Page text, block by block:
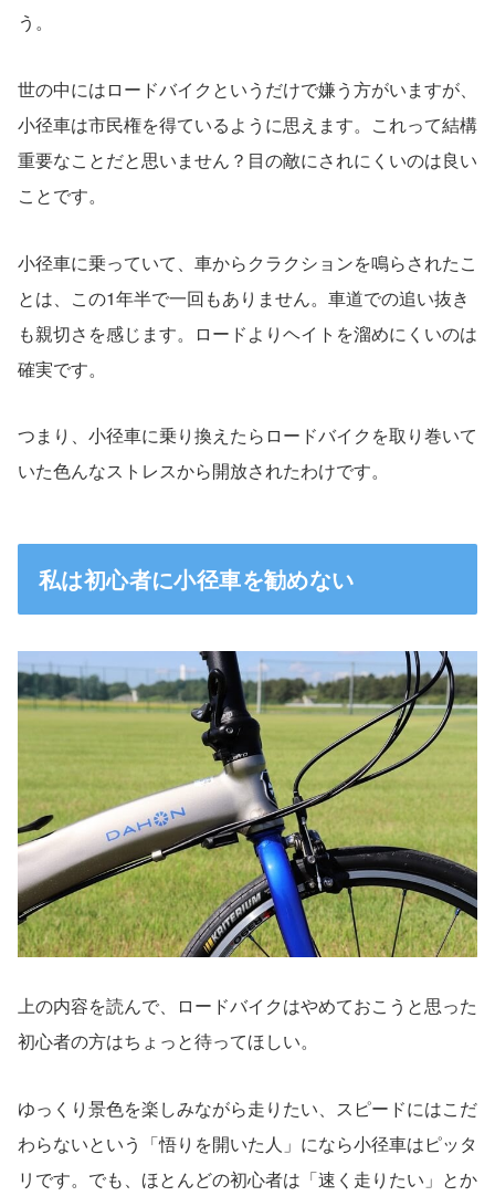
う。
世の中にはロードバイクというだけで嫌う方がいますが、
小径車は市民権を得ているように思えます。これって結構
重要なことだと思いません？目の敵にされにくいのは良い
ことです。
小径車に乗っていて、車からクラクションを鳴らされたこ
とは、この1年半で一回もありません。車道での追い抜き
も親切さを感じます。ロードよりヘイトを溜めにくいのは
確実です。
つまり、小径車に乗り換えたらロードバイクを取り巻いて
いた色んなストレスから開放されたわけです。
私は初心者に小径車を勧めない
上の内容を読んで、ロードバイクはやめておこうと思った
初心者の方はちょっと待ってほしい。
ゆっくり景色を楽しみながら走りたい、スピードにはこだ
わらないという「悟りを開いた人」になら小径車はピッタ
リです。でも、ほとんどの初心者は「速く走りたい」とか